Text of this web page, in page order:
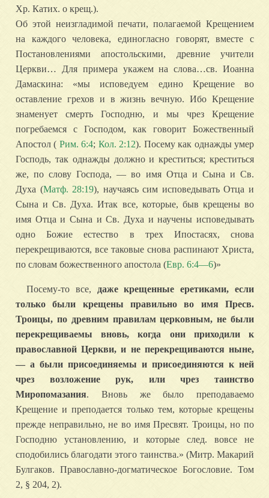
Хр. Катих. о крещ.).
Об этой неизгладимой печати, полагаемой Крещением
на каждого человека, единогласно говорят, вместе с
Постановлениями апостольскими, древние учители
Церкви… Для примера укажем на слова…св. Иоанна
Дамаскина: «мы исповедуем едино Крещение во
оставление грехов и в жизнь вечную. Ибо Крещение
знаменует смерть Господню, и мы чрез Крещение
погребаемся с Господом, как говорит Божественный
Апостол ( Рим. 6:4; Кол. 2:12). Посему как однажды умер
Господь, так однажды должно и креститься; креститься
же, по слову Господа, — во имя Отца и Сына и Св.
Духа (Матф. 28:19), научаясь сим исповедывать Отца и
Сына и Св. Духа. Итак все, которые, быв крещены во
имя Отца и Сына и Св. Духа и научены исповедывать
одно Божие естество в трех Ипостасях, снова
перекрещиваются, все таковые снова распинают Христа,
по словам божественного апостола (Евр. 6:4—6)»
Посему-то все, даже крещенные еретиками, если
только были крещены правильно во имя Пресв.
Троицы, по древним правилам церковным, не были
перекрещиваемы вновь, когда они приходили к
православной Церкви, и не перекрещиваются ныне,
— а были присоединяемы и присоединяются к ней
чрез возложение рук, или чрез таинство
Миропомазания. Вновь же было преподаваемо
Крещение и преподается только тем, которые крещены
прежде неправильно, не во имя Пресвят. Троицы, но по
Господню установлению, и которые след. вовсе не
сподобились благодати этого таинства.» (Митр. Макарий
Булгаков. Православно-догматическое Богословие. Том
2, § 204, 2).